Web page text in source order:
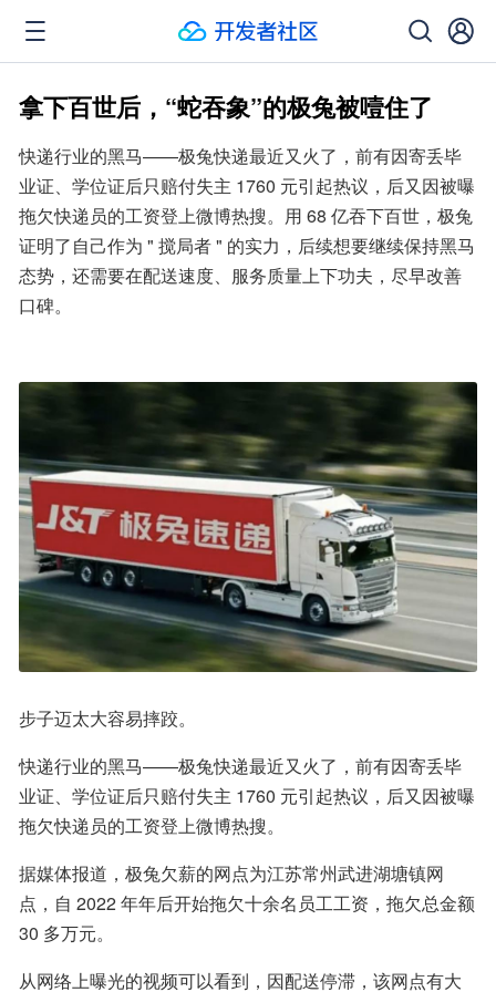
拿下百世后，“蛇吞象”的极兔被噎住了
快递行业的黑马——极兔快递最近又火了，前有因寄丢毕
业证、学位证后只赔付失主 1760 元引起热议，后又因被曝
拖欠快递员的工资登上微博热搜。用 68 亿吞下百世，极兔
证明了自己作为 " 搅局者 " 的实力，后续想要继续保持黑马
态势，还需要在配送速度、服务质量上下功夫，尽早改善
口碑。
步子迈太大容易摔跤。
快递行业的黑马——极兔快递最近又火了，前有因寄丢毕
业证、学位证后只赔付失主 1760 元引起热议，后又因被曝
拖欠快递员的工资登上微博热搜。
据媒体报道，极兔欠薪的网点为江苏常州武进湖塘镇网
点，自 2022 年年后开始拖欠十余名员工工资，拖欠总金额
30 多万元。
从网络上曝光的视频可以看到，因配送停滞，该网点有大